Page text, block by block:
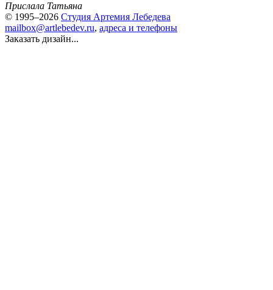
Прислала Татьяна
© 1995–2026 Студия Артемия Лебедева
mailbox@artlebedev.ru, адреса и телефоны
Заказать дизайн...